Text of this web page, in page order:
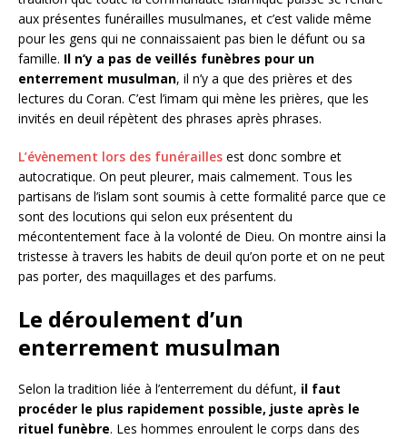
aux présentes funérailles musulmanes, et c’est valide même
pour les gens qui ne connaissaient pas bien le défunt ou sa
famille. Il n’y a pas de veillés funèbres pour un
enterrement musulman, il n’y a que des prières et des
lectures du Coran. C’est l’imam qui mène les prières, que les
invités en deuil répètent des phrases après phrases.
L’évènement lors des funérailles est donc sombre et
autocratique. On peut pleurer, mais calmement. Tous les
partisans de l’islam sont soumis à cette formalité parce que ce
sont des locutions qui selon eux présentent du
mécontentement face à la volonté de Dieu. On montre ainsi la
tristesse à travers les habits de deuil qu’on porte et on ne peut
pas porter, des maquillages et des parfums.
Le déroulement d’un
enterrement musulman
Selon la tradition liée à l’enterrement du défunt, il faut
procéder le plus rapidement possible, juste après le
rituel funèbre. Les hommes enroulent le corps dans des